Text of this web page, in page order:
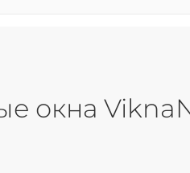
окна